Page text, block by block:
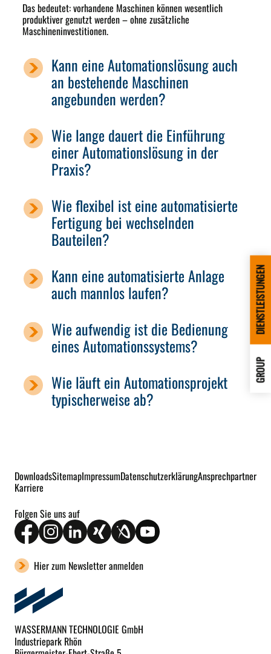
Das bedeutet: vorhandene Maschinen können wesentlich
produktiver genutzt werden – ohne zusätzliche
Maschineninvestitionen.
Kann eine Automationslösung auch
an bestehende Maschinen
angebunden werden?
Wie lange dauert die Einführung
einer Automationslösung in der
Praxis?
Wie flexibel ist eine automatisierte
Fertigung bei wechselnden
Bauteilen?
Kann eine automatisierte Anlage
auch mannlos laufen?
Wie aufwendig ist die Bedienung
eines Automationssystems?
Wie läuft ein Automationsprojekt
typischerweise ab?
GROUP
DIENSTLEISTUNGEN
DownloadsSitemapImpressumDatenschutzerklärungAnsprechpartner
Karriere
Folgen Sie uns auf
Hier zum Newsletter anmelden
WASSERMANN TECHNOLOGIE GmbH
Industriepark Rhön